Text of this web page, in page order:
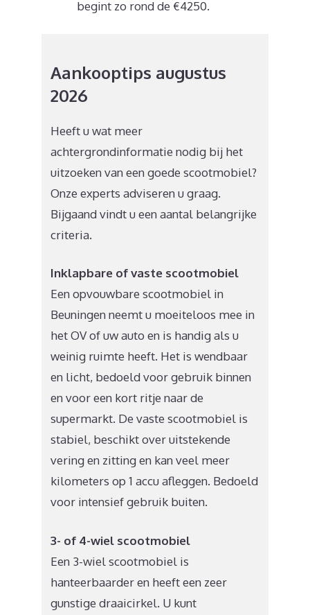
begint zo rond de €4250.
Aankooptips augustus
2026
Heeft u wat meer
achtergrondinformatie nodig bij het
uitzoeken van een goede scootmobiel?
Onze experts adviseren u graag.
Bijgaand vindt u een aantal belangrijke
criteria.
Inklapbare of vaste scootmobiel
Een opvouwbare scootmobiel in
Beuningen neemt u moeiteloos mee in
het OV of uw auto en is handig als u
weinig ruimte heeft. Het is wendbaar
en licht, bedoeld voor gebruik binnen
en voor een kort ritje naar de
supermarkt. De vaste scootmobiel is
stabiel, beschikt over uitstekende
vering en zitting en kan veel meer
kilometers op 1 accu afleggen. Bedoeld
voor intensief gebruik buiten.
3- of 4-wiel scootmobiel
Een 3-wiel scootmobiel is
hanteerbaarder en heeft een zeer
gunstige draaicirkel. U kunt